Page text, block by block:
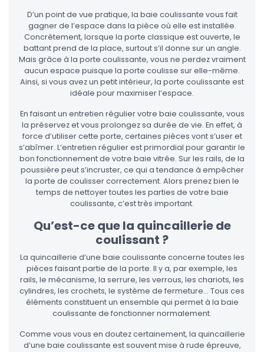
D’un point de vue pratique, la baie coulissante vous fait
gagner de l’espace dans la pièce où elle est installée.
Concrètement, lorsque la porte classique est ouverte, le
battant prend de la place, surtout s’il donne sur un angle.
Mais grâce à la porte coulissante, vous ne perdez vraiment
aucun espace puisque la porte coulisse sur elle-même.
Ainsi, si vous avez un petit intérieur, la porte coulissante est
idéale pour maximiser l’espace.
En faisant un entretien régulier votre baie coulissante, vous
la préservez et vous prolongez sa durée de vie. En effet, à
force d’utiliser cette porte, certaines pièces vont s’user et
s’abîmer. L’entretien régulier est primordial pour garantir le
bon fonctionnement de votre baie vitrée. Sur les rails, de la
poussière peut s’incruster, ce qui a tendance à empêcher
la porte de coulisser correctement. Alors prenez bien le
temps de nettoyer toutes les parties de votre baie
coulissante, c’est très important.
Qu’est-ce que la quincaillerie de
coulissant ?
La quincaillerie d’une baie coulissante concerne toutes les
pièces faisant partie de la porte. Il y a, par exemple, les
rails, le mécanisme, la serrure, les verrous, les chariots, les
cylindres, les crochets, le système de fermeture… Tous ces
éléments constituent un ensemble qui permet à la baie
coulissante de fonctionner normalement.
Comme vous vous en doutez certainement, la quincaillerie
d’une baie coulissante est souvent mise à rude épreuve,